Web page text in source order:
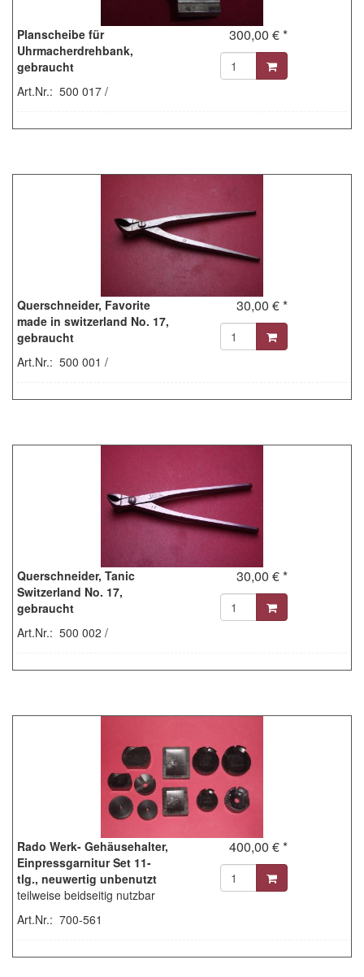
Planscheibe für
Uhrmacherdrehbank,
gebraucht
Art.Nr.: 500 017 /
300,00 € *
Querschneider, Favorite
made in switzerland No. 17,
gebraucht
Art.Nr.: 500 001 /
30,00 € *
Querschneider, Tanic
Switzerland No. 17,
gebraucht
Art.Nr.: 500 002 /
30,00 € *
Rado Werk- Gehäusehalter,
Einpressgarnitur Set 11-
tlg., neuwertig unbenutzt
teilweise beidseitig nutzbar
Art.Nr.: 700-561
400,00 € *